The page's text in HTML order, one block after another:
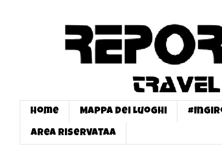
Home Mappa dei Luoghi
Area Riservataa